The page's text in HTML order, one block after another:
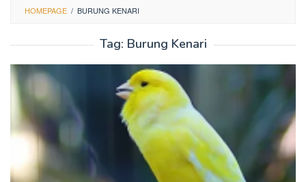
HOMEPAGE / BURUNG KENARI
Tag: Burung Kenari